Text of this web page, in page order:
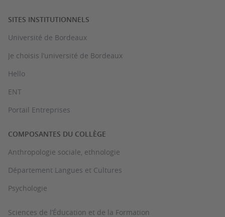
SITES INSTITUTIONNELS
Université de Bordeaux
Je choisis l’université de Bordeaux
Hello
ENT
Portail Entreprises
COMPOSANTES DU COLLÈGE
Anthropologie sociale, ethnologie
Département Langues et Cultures
Psychologie
Sciences de l’Éducation et de la Formation